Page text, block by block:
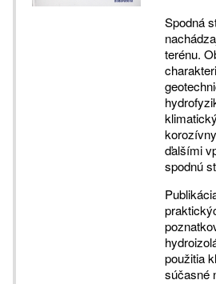
Spodná
terénu.
ďalšími
spodnú
použitia
súčasné